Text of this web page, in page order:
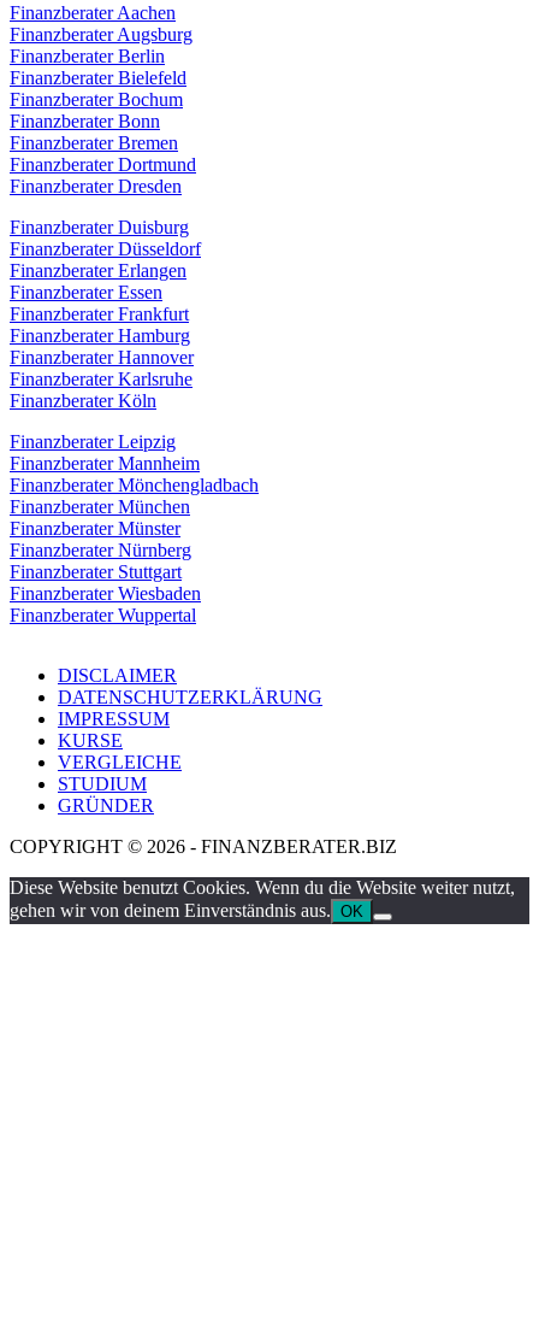
Finanzberater Aachen
Finanzberater Augsburg
Finanzberater Berlin
Finanzberater Bielefeld
Finanzberater Bochum
Finanzberater Bonn
Finanzberater Bremen
Finanzberater Dortmund
Finanzberater Dresden
Finanzberater Duisburg
Finanzberater Düsseldorf
Finanzberater Erlangen
Finanzberater Essen
Finanzberater Frankfurt
Finanzberater Hamburg
Finanzberater Hannover
Finanzberater Karlsruhe
Finanzberater Köln
Finanzberater Leipzig
Finanzberater Mannheim
Finanzberater Mönchengladbach
Finanzberater München
Finanzberater Münster
Finanzberater Nürnberg
Finanzberater Stuttgart
Finanzberater Wiesbaden
Finanzberater Wuppertal
DISCLAIMER
DATENSCHUTZERKLÄRUNG
IMPRESSUM
KURSE
VERGLEICHE
STUDIUM
GRÜNDER
COPYRIGHT © 2026 - FINANZBERATER.BIZ
Diese Website benutzt Cookies. Wenn du die Website weiter nutzt,
gehen wir von deinem Einverständnis aus. OK